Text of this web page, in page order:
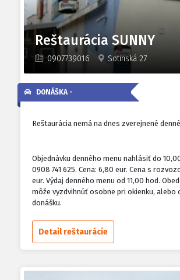
Reštaurácia SUNNY
0907739016 Sotinská 27
DONÁŠKA -
Reštaurácia nemá na dnes zverejnené
Objednávku denného menu nahlásiť do
0908 741 625. Cena: 6,80 eur. Cena s
eur. Výdaj denného menu od 11,00 hod.
môže vyzdvihnúť osobne pri okienku, alebo
donášku.
Detail reštaurácie